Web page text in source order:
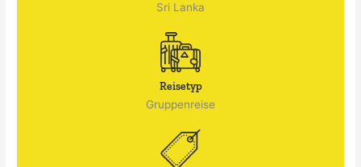
Sri Lanka
Reisetyp
Gruppenreise